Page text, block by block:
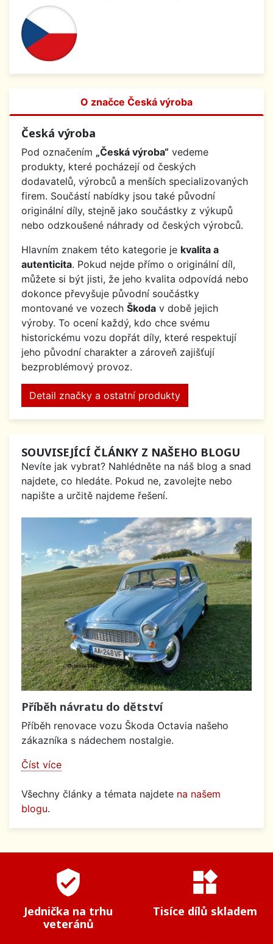
O značce Česká výroba
Česká výroba
Pod označením „Česká výroba“ vedeme
produkty, které pocházejí od českých
dodavatelů, výrobců a menších specializovaných
firem. Součástí nabídky jsou také původní
originální díly, stejně jako součástky z výkupů
nebo odzkoušené náhrady od českých výrobců.
Hlavním znakem této kategorie je kvalita a
autenticita. Pokud nejde přímo o originální díl,
můžete si být jisti, že jeho kvalita odpovídá nebo
dokonce převyšuje původní součástky
montované ve vozech Škoda v době jejich
výroby. To ocení každý, kdo chce svému
historickému vozu dopřát díly, které respektují
jeho původní charakter a zároveň zajišťují
bezproblémový provoz.
Detail značky a ostatní produkty
SOUVISEJÍCÍ ČLÁNKY Z NAŠEHO BLOGU
Nevíte jak vybrat? Nahlédněte na náš blog a snad
najdete, co hledáte. Pokud ne, zavolejte nebo
napište a určitě najdeme řešení.
Příběh návratu do dětství
Příběh renovace vozu Škoda Octavia našeho
zákazníka s nádechem nostalgie.
Číst více
Všechny články a témata najdete na našem
blogu.
verified_user
Jednička na trhu
veteránů
widgets
Tisíce dílů skladem